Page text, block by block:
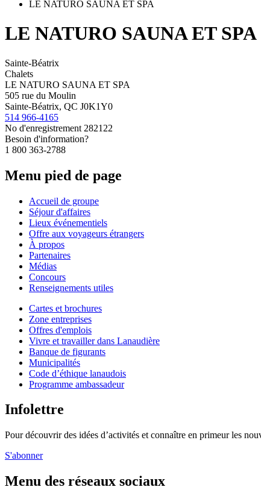
LE NATURO SAUNA ET SPA
LE NATURO SAUNA ET SPA
Sainte-Béatrix
Chalets
LE NATURO SAUNA ET SPA
505 rue du Moulin
Sainte-Béatrix, QC J0K1Y0
514 966-4165
No d'enregistrement 282122
Besoin d'information?
1 800 363-2788
Menu pied de page
Accueil de groupe
Séjour d'affaires
Lieux événementiels
Offre aux voyageurs étrangers
À propos
Partenaires
Médias
Concours
Renseignements utiles
Cartes et brochures
Zone entreprises
Offres d'emplois
Vivre et travailler dans Lanaudière
Banque de figurants
Municipalités
Code d’éthique lanaudois
Programme ambassadeur
Infolettre
Pour découvrir des idées d’activités et connaître en primeur les
S'abonner
Menu des réseaux sociaux